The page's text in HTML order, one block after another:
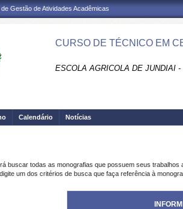
Gestão de Atividades Acadêmicas
CURSO DE TÉCNICO EM
ESCOLA AGRICOLA DE JUNDIAI
Calendário Notícias
buscar todas as monografias que possuem seus trabalhos
um dos critérios de busca que faça referência à